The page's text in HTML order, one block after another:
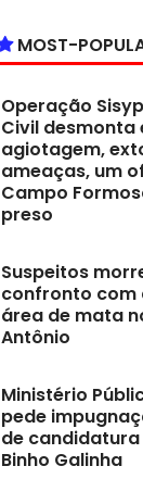
MOST-
Operação
Civil desmonta
agiotagem,
ameaças, um
Campo
preso
Suspeitos
confronto com
área de mata
Antônio
Ministério
pede
de
Binho Galinha